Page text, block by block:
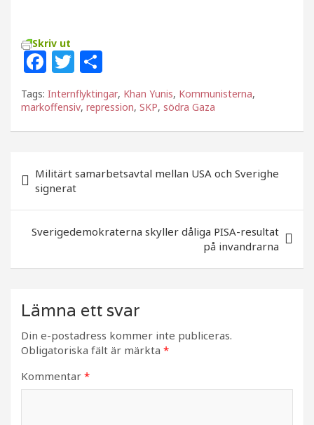
Skriv ut
F
a
c
e
o
o
k
T
w
itt
e
el
a
Tags: Internflyktingar, Khan Yunis, Kommunisterna,
markoffensiv, repression, SKP, södra Gaza
Militärt samarbetsavtal mellan USA och Sverighe
signerat
Sverigedemokraterna skyller dåliga PISA-resultat
på invandrarna
Lämna ett svar
Din e-postadress kommer inte publiceras.
Obligatoriska fält är märkta *
Kommentar *